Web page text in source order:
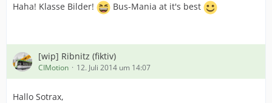
Haha! Klasse Bilder! Bus-Mania at it's best
[wip] Ribnitz (fiktiv)
CIMotion 12. Juli 2014 um 14:07
Hallo Sotrax,